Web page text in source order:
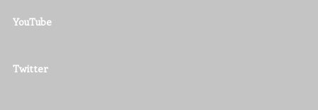
YouTube
Twitter